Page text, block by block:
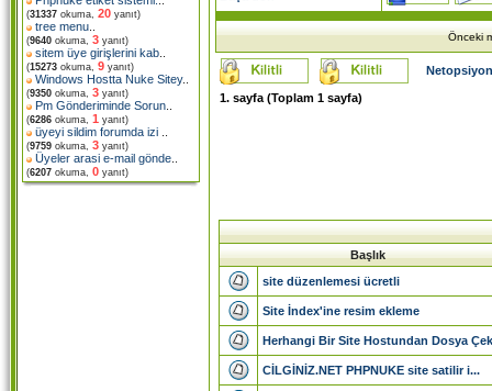
(31337 okuma, 20 yanıt)
tree menu
(9640 okuma, 3 yanıt)
sitem üye girişlerini kab
(15273 okuma, 9 yanıt)
Windows Hostta Nuke Sitey..
(9350 okuma, 3 yanıt)
Pm Gönderiminde Sorun
(6286 okuma, 1 yanıt)
üyeyi sildim forumda izi
(9759 okuma, 3 yanıt)
Üyeler arasi e-mail gönde
(6207 okuma, 0 yanıt)
Önceki
1. sayfa (Toplam 1 sayfa)
Başlık
site düzenlemesi ücretli
Site İndex'ine resim ekleme
Herhangi Bir Site Hostundan Dosya
CİLGİNİZ.NET PHPNUKE site satilir i...